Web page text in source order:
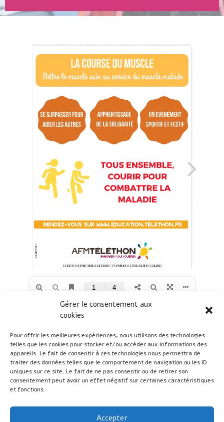
Gérer le consentement aux
cookies
Pour offrir les meilleures expériences, nous utilisons des technologies
telles que les cookies pour stocker et/ou accéder aux informations des
appareils. Le fait de consentir à ces technologies nous permettra de
traiter des données telles que le comportement de navigation ou les ID
uniques sur ce site. Le fait de ne pas consentir ou de retirer son
consentement peut avoir un effet négatif sur certaines caractéristiques
et fonctions.
Accepter
Coordination Vendée du Téléthon
Sur les réseaux